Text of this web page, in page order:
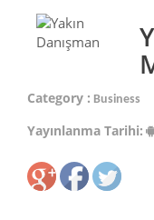
Category : Business
Yayınlanma Tarihi: